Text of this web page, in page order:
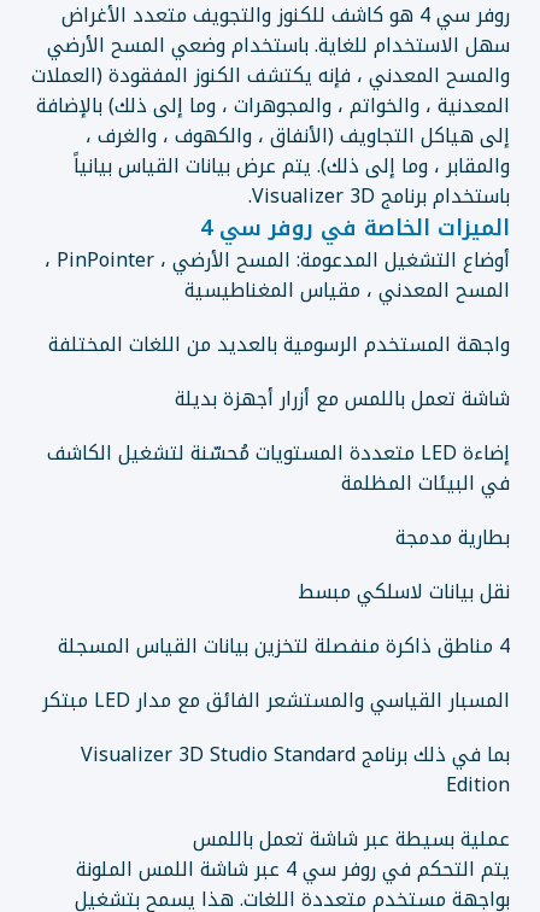
روفر سي 4 هو كاشف للكنوز والتجويف متعدد الأغراض
سهل الاستخدام للغاية. باستخدام وضعي المسح الأرضي
والمسح المعدني ، فإنه يكتشف الكنوز المفقودة (العملات
المعدنية ، والخواتم ، والمجوهرات ، وما إلى ذلك) بالإضافة
إلى هياكل التجاويف (الأنفاق ، والكهوف ، والغرف ،
والمقابر ، وما إلى ذلك). يتم عرض بيانات القياس بيانياً
باستخدام برنامج Visualizer 3D.
الميزات الخاصة في روفر سي 4
أوضاع التشغيل المدعومة: المسح الأرضي ، PinPointer ،
المسح المعدني ، مقياس المغناطيسية
واجهة المستخدم الرسومية بالعديد من اللغات المختلفة
شاشة تعمل باللمس مع أزرار أجهزة بديلة
إضاءة LED متعددة المستويات مُحسّنة لتشغيل الكاشف
في البيئات المظلمة
بطارية مدمجة
نقل بيانات لاسلكي مبسط
4 مناطق ذاكرة منفصلة لتخزين بيانات القياس المسجلة
المسبار القياسي والمستشعر الفائق مع مدار LED مبتكر
بما في ذلك برنامج Visualizer 3D Studio Standard
Edition
عملية بسيطة عبر شاشة تعمل باللمس
يتم التحكم في روفر سي 4 عبر شاشة اللمس الملونة
بواجهة مستخدم متعددة اللغات. هذا يسمح بتشغيل